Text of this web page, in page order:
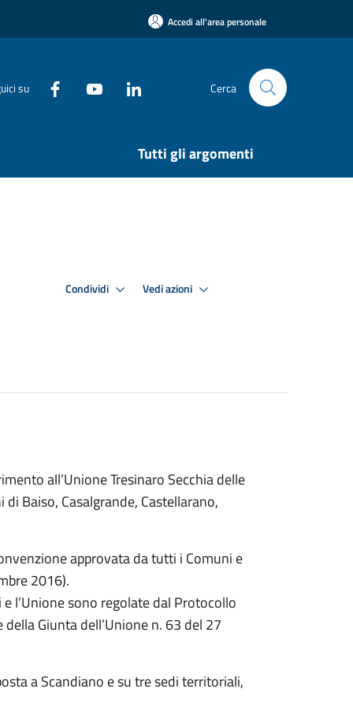
Accedi all'area personale
su Cerca
Tutti gli argomenti
Condividi Vedi azioni
all’Unione Tresinaro Secchia delle
Baiso, Casalgrande, Castellarano,
approvata da tutti i Comuni e
2016).
l’Unione sono regolate dal Protocollo
Giunta dell’Unione n. 63 del 27
a Scandiano e su tre sedi territoriali,